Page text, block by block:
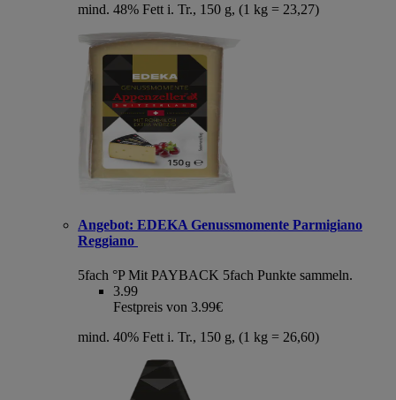
mind. 48% Fett i. Tr., 150 g, (1 kg = 23,27)
Angebot: EDEKA Genussmomente Parmigiano
Reggiano
5fach °P Mit PAYBACK 5fach Punkte sammeln.
3.99
Festpreis von 3.99€
mind. 40% Fett i. Tr., 150 g, (1 kg = 26,60)